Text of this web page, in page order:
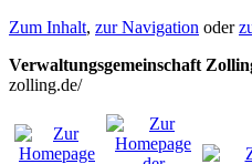
Zum Inhalt, zur Navigation oder
Verwaltungsgemeinschaft
zolling.de/